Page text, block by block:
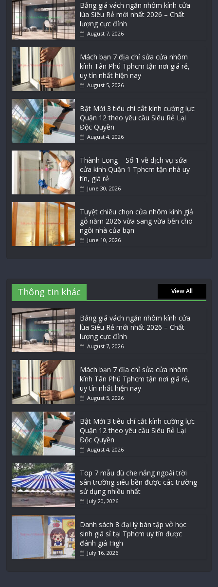
Bảng giá vách ngăn nhôm kính cửa
lùa Siêu Rẻ mới nhất 2026 – Chất
lượng cực đỉnh
August 7, 2026
Mách bạn 7 địa chỉ sửa cửa nhôm
kính Tân Phú Tphcm tận nơi giá rẻ,
uy tín nhất hiện nay
August 5, 2026
Bật Mới 3 tiêu chí cắt kính cường lực
Quận 12 theo yêu cầu Siêu Rẻ Lại
Độc Quyền
August 4, 2026
Thành Long – Số 1 về dịch vụ sửa
cửa kính Quận 1 Tphcm tận nhà uy
tín, giá rẻ
June 30, 2026
Tuyệt chiêu chọn cửa nhôm kính giả
gỗ năm 2026 vừa sang vừa bền cho
ngôi nhà của bạn
June 10, 2026
Thông tin khác View All
Bảng giá vách ngăn nhôm kính cửa
lùa Siêu Rẻ mới nhất 2026 – Chất
lượng cực đỉnh
August 7, 2026
Mách bạn 7 địa chỉ sửa cửa nhôm
kính Tân Phú Tphcm tận nơi giá rẻ,
uy tín nhất hiện nay
August 5, 2026
Bật Mới 3 tiêu chí cắt kính cường lực
Quận 12 theo yêu cầu Siêu Rẻ Lại
Độc Quyền
August 4, 2026
Top 7 mẫu dù che nắng ngoài trời
sân trường siêu bền được các trường
sử dụng nhiều nhất
July 20, 2026
Danh sách 8 đại lý bán tập vở học
sinh giá sỉ tại Tphcm uy tín được
đánh giá High
July 16, 2026